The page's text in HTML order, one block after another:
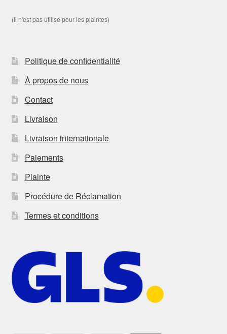
(Il n'est pas utilisé pour les plaintes)
Politique de confidentialité
À propos de nous
Contact
Livraison
Livraison internationale
Paiements
Plainte
Procédure de Réclamation
Termes et conditions